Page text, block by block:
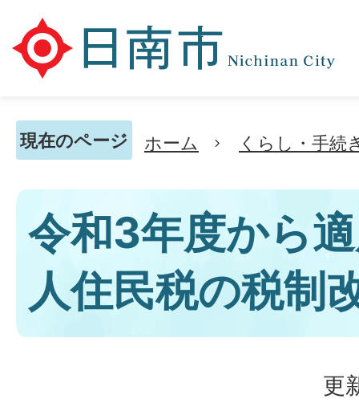
現在のページ ホーム くらし・手続
令和3年度から
人住民税の税制
更